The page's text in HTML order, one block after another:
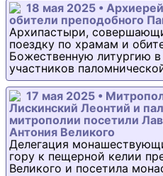
18 мая 2025 •
обители преподобного
Архипастыри,
поездку по храмам и
Божественную литургию
участников
17 мая 2025 •
Лискинский Леонтий и
митрополии посетили
Антония Великого
Делегация
гору к пещерной келии
Великого и посетила